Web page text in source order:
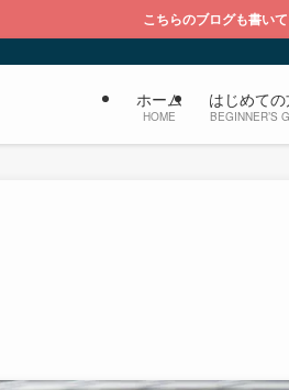
こちらのブログも書いてます『大福のブログ
ホーム
HOME
はじめて
BEGINNER’S